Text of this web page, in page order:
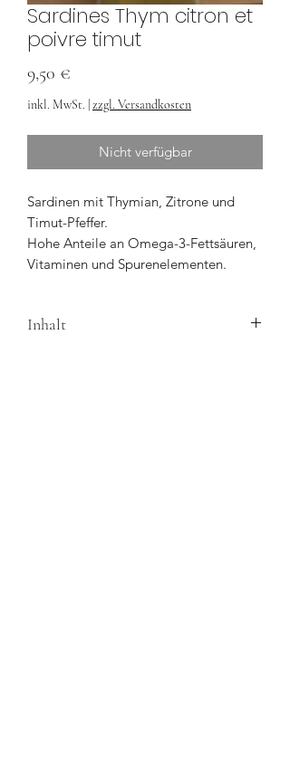
Sardines Thym citron et
poivre timut
9,50 €
inkl. MwSt. zzgl. Versandkosten
Nicht verfügbar
Sardinen mit Thymian, Zitrone und
Timut-Pfeffer.
Hohe Anteile an Omega-3-Fettsäuren,
Vitaminen und Spurenelementen.
Inhalt